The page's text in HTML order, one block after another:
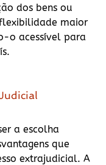
dos bens ou
maior
o acessível para
a escolha
que
extrajudicial. A